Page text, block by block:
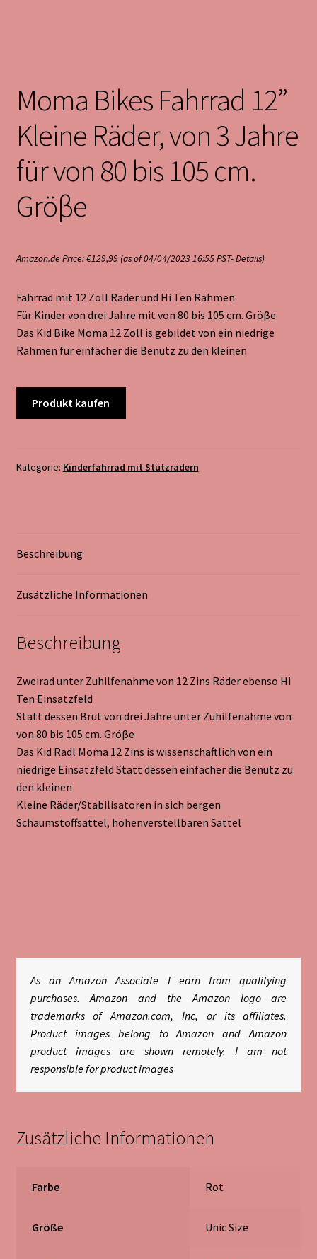
Moma Bikes Fahrrad 12”
Kleine Räder, von 3 Jahre
für von 80 bis 105 cm.
Gröβe
Amazon.de Price:€129,99(as of 04/04/2023 16:55 PST-Details)
Fahrrad mit 12 Zoll Räder und Hi Ten Rahmen
Für Kinder von drei Jahre mit von 80 bis 105 cm. Gröβe
Das Kid Bike Moma 12 Zoll is gebildet von ein niedrige
Rahmen für einfacher die Benutz zu den kleinen
Produkt kaufen
Kategorie: Kinderfahrrad mit Stützrädern
Beschreibung
Zusätzliche Informationen
Beschreibung
Zweirad unter Zuhilfenahme von 12 Zins Räder ebenso Hi
Ten Einsatzfeld
Statt dessen Brut von drei Jahre unter Zuhilfenahme von
von 80 bis 105 cm. Gröβe
Das Kid Radl Moma 12 Zins is wissenschaftlich von ein
niedrige Einsatzfeld Statt dessen einfacher die Benutz zu
den kleinen
Kleine Räder/Stabilisatoren in sich bergen
Schaumstoffsattel, höhenverstellbaren Sattel
As an Amazon Associate I earn from qualifying
purchases. Amazon and the Amazon logo are
trademarks of Amazon.com, Inc, or its affiliates.
Product images belong to Amazon and Amazon
product images are shown remotely. I am not
responsible for product images
Zusätzliche Informationen
Farbe ‎Rot
Größe ‎Unic Size